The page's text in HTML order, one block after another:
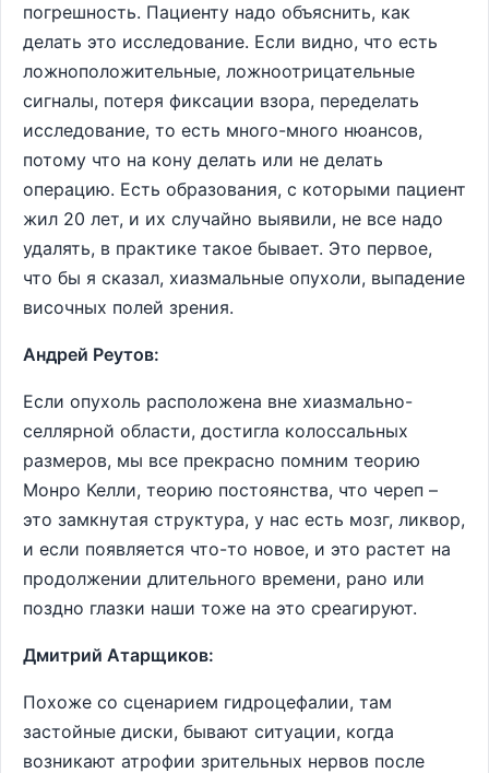
погрешность. Пациенту надо объяснить, как
делать это исследование. Если видно, что есть
ложноположительные, ложноотрицательные
сигналы, потеря фиксации взора, переделать
исследование, то есть много-много нюансов,
потому что на кону делать или не делать
операцию. Есть образования, с которыми пациент
жил 20 лет, и их случайно выявили, не все надо
удалять, в практике такое бывает. Это первое,
что бы я сказал, хиазмальные опухоли, выпадение
височных полей зрения.
Андрей Реутов:
Если опухоль расположена вне хиазмально-
селлярной области, достигла колоссальных
размеров, мы все прекрасно помним теорию
Монро Келли, теорию постоянства, что череп –
это замкнутая структура, у нас есть мозг, ликвор,
и если появляется что-то новое, и это растет на
продолжении длительного времени, рано или
поздно глазки наши тоже на это среагируют.
Дмитрий Атарщиков:
Похоже со сценарием гидроцефалии, там
застойные диски, бывают ситуации, когда
возникают атрофии зрительных нервов после